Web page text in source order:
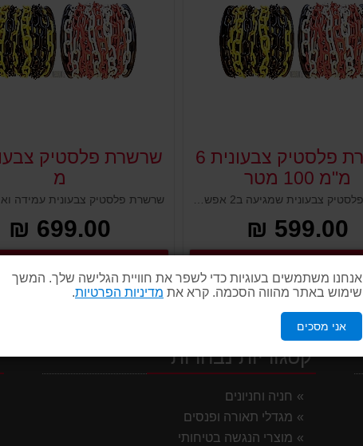
אנחנו משתמשים בעוגיות כדי לשפר את חוויית הגלישה שלך. המשך
שימוש באתר מהווה הסכמה. קרא את מדיניות הפרטיות
אני מסכים
שרשרת פלסטיק צבעונית 6
מ"מ 100 מטר
שרשרת פלסטיק צבעונית שמגיעה ב2 אפשרויות של גוונים לבחירת הלקוח. נועדה ליצירת מתחם רצוף בין עמודים ניידים או קונוסים. יש להשחיל אותה בפתחים העליונים בקצה העמודים וליצור אזור סגור ולמנוע כניסת גורמים לא רצויים. בולטת בזכות צבעי אזהרה.
599.00 ₪
מ
699.00 ₪
קטגוריות נבחרות
חניה וחניונים
מגדלי תאורה ופנסים
מוצרי הנגשה בטיחותי